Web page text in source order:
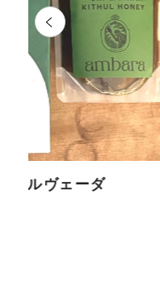
ユルヴェーダ